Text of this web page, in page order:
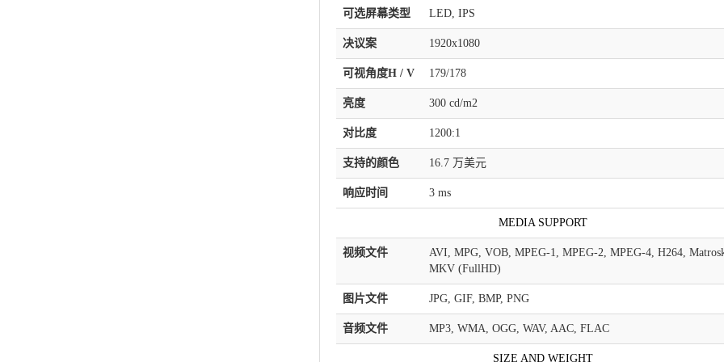
可选屏幕类型 LED, IPS
决议案 1920x1080
可视角度H / V 179/178
亮度 300 cd/m2
对比度 1200:1
支持的颜色 16.7 万美元
响应时间 3 ms
MEDIA SUPPORT
视频文件
AVI, MPG, VOB, MPEG-1, MPEG-2, MPEG-4, H264,
MKV (FullHD)
图片文件 JPG, GIF, BMP, PNG
音频文件 MP3, WMA, OGG, WAV, AAC, FLAC
SIZE AND WEIGHT